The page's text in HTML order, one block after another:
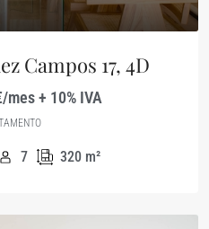
Campos 17, 4D
mes + 10% IVA
7 320 m²